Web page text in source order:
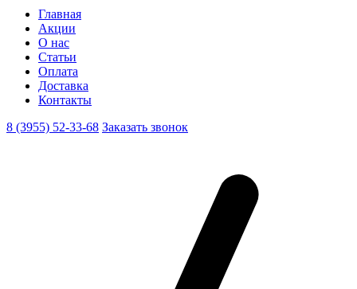
Главная
Акции
О нас
Статьи
Оплата
Доставка
Контакты
8 (3955) 52-33-68 Заказать звонок